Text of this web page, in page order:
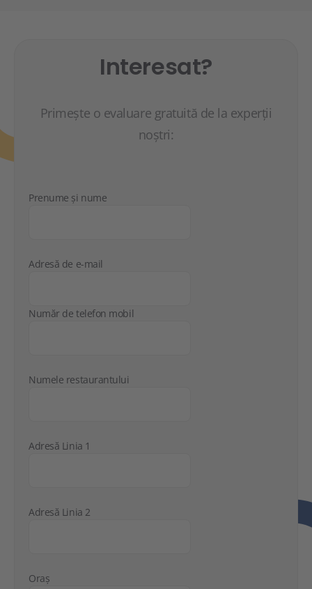
Interesat?
Primește o evaluare gratuită de la experții
noștri:
Prenume și nume
Adresă de e-mail
Număr de telefon mobil
Numele restaurantului
Adresă Linia 1
Adresă Linia 2
Oraș